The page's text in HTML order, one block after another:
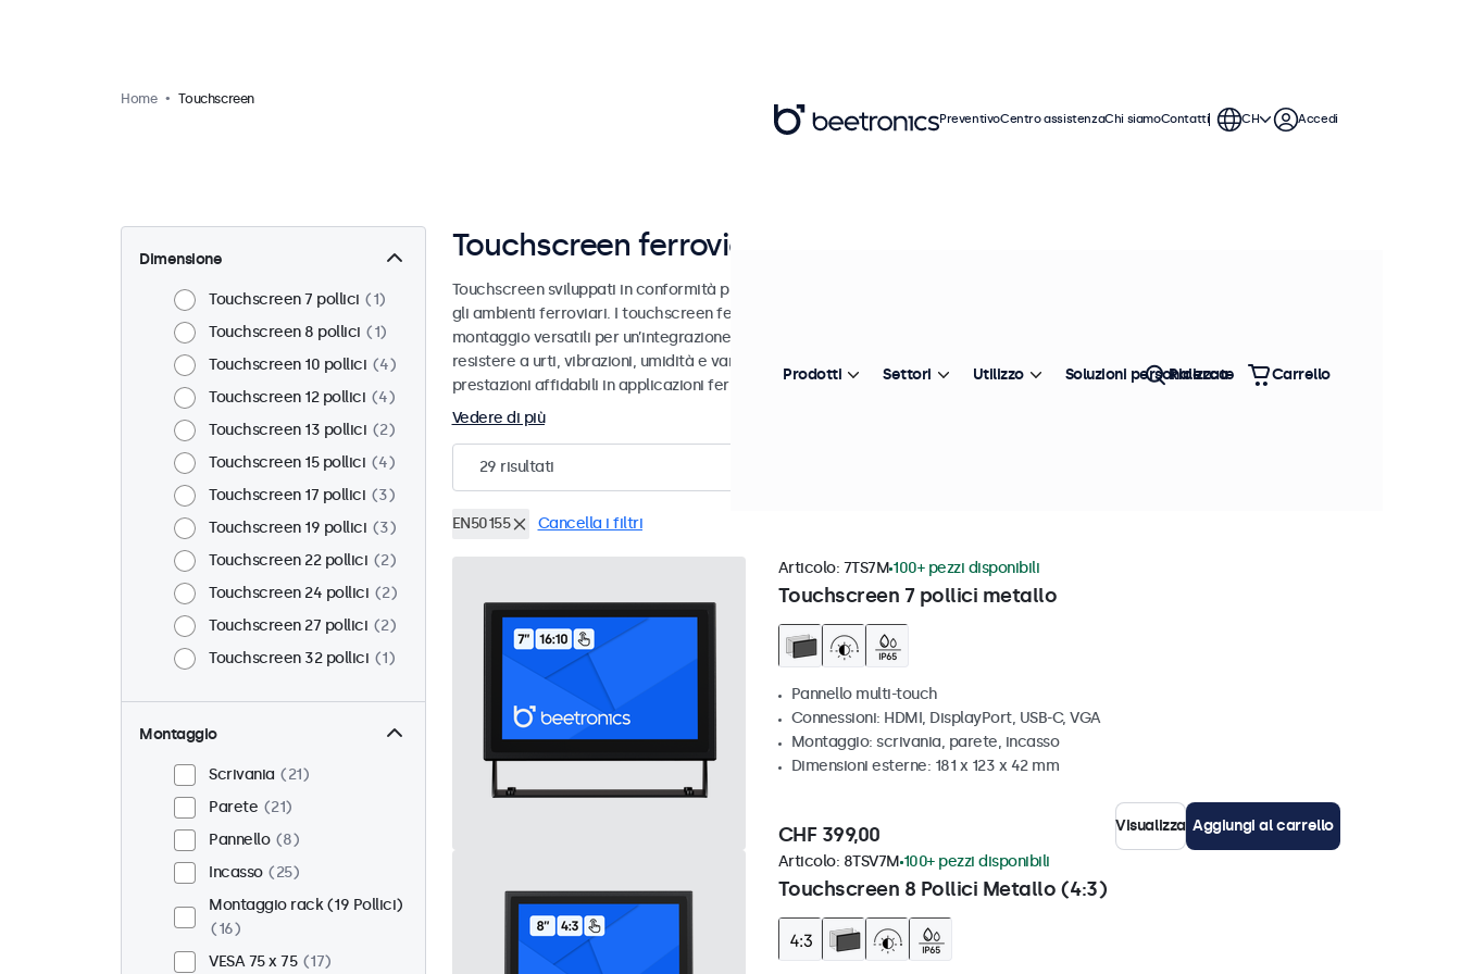
Home Touchscreen
Dimensione
Touchscreen 7 pollici
1
Touchscreen 8 pollici
1
Touchscreen 10 pollici
4
Touchscreen 12 pollici
4
Touchscreen 13 pollici
2
Touchscreen 15 pollici
4
Touchscreen 17 pollici
3
Touchscreen 19 pollici
3
Touchscreen 22 pollici
2
Touchscreen 24 pollici
2
Touchscreen 27 pollici
2
Touchscreen 32 pollici
1
Montaggio
Scrivania
21
Parete
21
Pannello
8
Incasso
25
Montaggio rack (19 Pollici)
16
VESA 75 x 75
17
Touchscreen ferroviari EN 50155
Touchscreen sviluppati in conformità progettuale alle norme EN 50155 e EN 45545-2 per il materiale rotabile e
gli ambienti ferroviari. I touchscreen ferroviari sono dotati di un robusto involucro in metallo con opzioni di
montaggio versatili per un’integrazione fluida in un’ampia gamma di applicazioni ferroviarie. Progettati per
resistere a urti, vibrazioni, umidità e variazioni di temperatura, questi touchscreen sono destinati a
prestazioni affidabili in applicazioni ferroviarie non-safety-critical.
Vedere di più
29 risultati
EN50155 Cancella i filtri
Touchscreen 7 pollici metallo
Articolo: 7TS7M 100+ pezzi disponibili
Pannello multi-touch
Connessioni: HDMI, DisplayPort, USB-C, VGA
Montaggio: scrivania, parete, incasso
Dimensioni esterne: 181 x 123 x 42 mm
CHF 399,00 Visualizza Aggiungi al carrello
Touchscreen 8 Pollici Metallo (4:3)
Articolo: 8TSV7M 100+ pezzi disponibili
PreventivoCentro assistenzaChi siamoContatti CH Accedi
Prodotti Settori Utilizzo Soluzioni personalizzate
Ricerca Carrello